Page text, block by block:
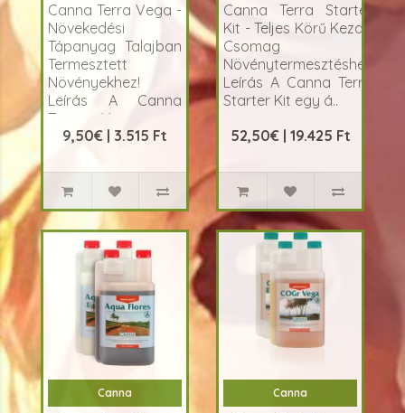
Canna Terra Vega -
Növekedési
Tápanyag Talajban
Termesztett
Növényekhez!
Leírás A Canna
Terra Vega egy
kifeje..
9,50€ | 3.515 Ft
Canna Terra Starter
Kit - Teljes Körű Kezdő
Csomag
Növénytermesztéshez
Leírás A Canna Terra
Starter Kit egy á..
52,50€ | 19.425 Ft
Canna Canna